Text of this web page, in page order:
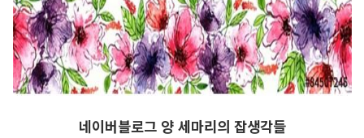
네이버블로그 양 세마리의 잡생각들